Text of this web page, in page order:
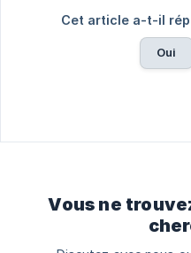
Cet article a-t-il
Oui
Vous ne